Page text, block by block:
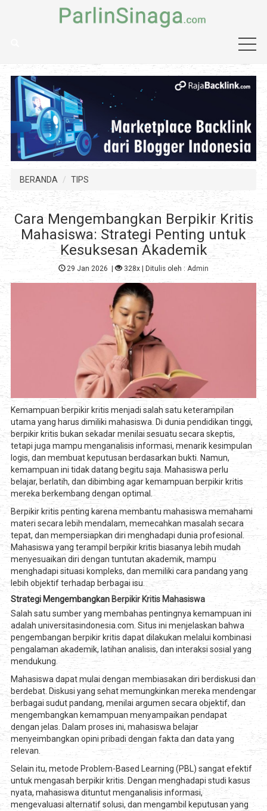
BERANDA TIPS
Cara Mengembangkan Berpikir Kritis
Mahasiswa: Strategi Penting untuk
Kesuksesan Akademik
29 Jan 2026 | 328x | Ditulis oleh :Admin
Kemampuan berpikir kritis menjadi salah satu keterampilan
utama yang harus dimiliki mahasiswa. Di dunia pendidikan tinggi,
berpikir kritis bukan sekadar menilai sesuatu secara skeptis,
tetapi juga mampu menganalisis informasi, menarik kesimpulan
logis, dan membuat keputusan berdasarkan bukti. Namun,
kemampuan ini tidak datang begitu saja. Mahasiswa perlu
belajar, berlatih, dan dibimbing agar kemampuan berpikir kritis
mereka berkembang dengan optimal.
Berpikir kritis penting karena membantu mahasiswa memahami
materi secara lebih mendalam, memecahkan masalah secara
tepat, dan mempersiapkan diri menghadapi dunia profesional.
Mahasiswa yang terampil berpikir kritis biasanya lebih mudah
menyesuaikan diri dengan tuntutan akademik, mampu
menghadapi situasi kompleks, dan memiliki cara pandang yang
lebih objektif terhadap berbagai isu.
Strategi Mengembangkan Berpikir Kritis Mahasiswa
Salah satu sumber yang membahas pentingnya kemampuan ini
adalah universitasindonesia.com. Situs ini menjelaskan bahwa
pengembangan berpikir kritis dapat dilakukan melalui kombinasi
pengalaman akademik, latihan analisis, dan interaksi sosial yang
mendukung.
Mahasiswa dapat mulai dengan membiasakan diri berdiskusi dan
berdebat. Diskusi yang sehat memungkinkan mereka mendengar
berbagai sudut pandang, menilai argumen secara objektif, dan
mengembangkan kemampuan menyampaikan pendapat
dengan jelas. Dalam proses ini, mahasiswa belajar
menyeimbangkan opini pribadi dengan fakta dan data yang
relevan.
Selain itu, metode Problem-Based Learning (PBL) sangat efektif
untuk mengasah berpikir kritis. Dengan menghadapi studi kasus
nyata, mahasiswa dituntut menganalisis informasi,
mengevaluasi alternatif solusi, dan mengambil keputusan yang